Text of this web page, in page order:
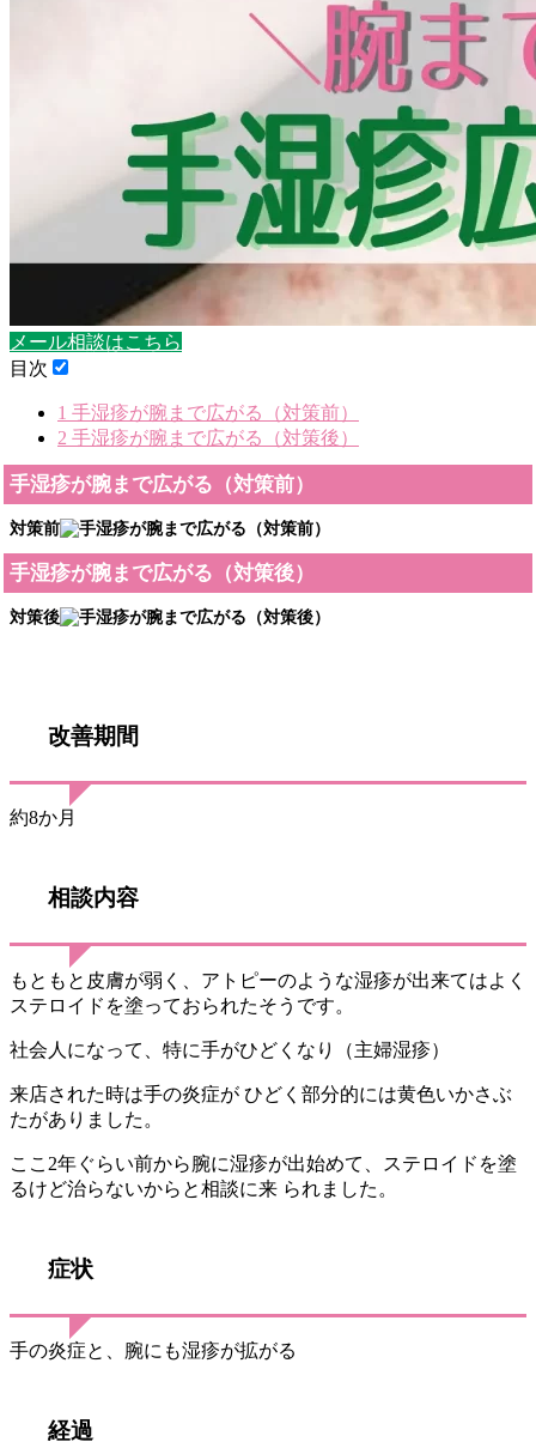
メール相談はこちら
目次
1 手湿疹が腕まで広がる（対策前）
2 手湿疹が腕まで広がる（対策後）
手湿疹が腕まで広がる（対策前）
対策前
手湿疹が腕まで広がる（対策後）
対策後
改善期間
約8か月
相談内容
もともと皮膚が弱く、 アトピーのような湿疹が出来てはよく
ステロイドを塗っておられたそうです。
社会人になって、特に手がひどくなり（主婦湿疹）
来店された時は手の炎症が ひどく部分的には黄色いかさぶ
たがありました。
ここ2年ぐらい前から腕に湿疹が出始めて、ステロイドを塗
るけど治らないから と相談に来 られました。
症状
手の炎症と、腕にも湿疹が拡がる
経過